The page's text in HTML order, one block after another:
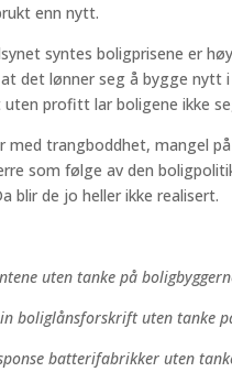
enn nytt.
syntes boligprisene er
det lønner seg å bygge nytt
profitt lar boligene ikke
med trangboddhet, mangel
som følge av den
blir de jo heller ikke realisert.
uten tanke på
boliglånsforskrift uten tanke
batterifabrikker uten